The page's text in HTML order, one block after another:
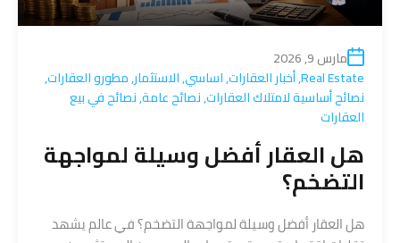
مارس 9, 2026
Real Estate
,أخبار العقارات,اساسي,الاستثمار,مطورو العقارات,
نصائح أساسية لامتلاك العقارات,نصائح عامة,نصائح في بيع
العقارات
هل العقار أفضل وسيلة لمواجهة
التضخم؟
هل العقار أفضل وسيلة لمواجهة التضخم؟ في عالم يشهد